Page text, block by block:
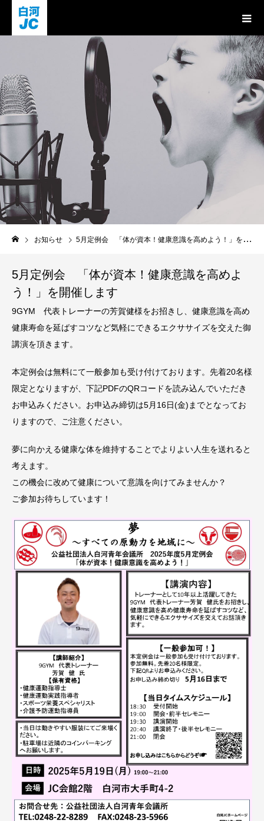
お知らせ
お知らせ 5月定例会 「体が資本！健康意識を高めよう！」を開催します
5月定例会 「体が資本！健康意識を高めよ
う！」を開催します
9GYM 代表トレーナーの芳賀健様をお招きし、健康意識を高め
健康寿命を延ばすコツなど気軽にできるエクササイズを交えた御
講演を頂きます。
本定例会は無料にて一般参加も受け付けております。先着20名様
限定となりますが、下記PDFのQRコードを読み込んでいただき
お申込みください。お申込み締切は5月16日(金)までとなってお
りますので、ご注意ください。
夢に向かえる健康な体を維持することでよりよい人生を送れると
考えます。
この機会に改めて健康について意識を向けてみませんか？
ご参加お待ちしています！